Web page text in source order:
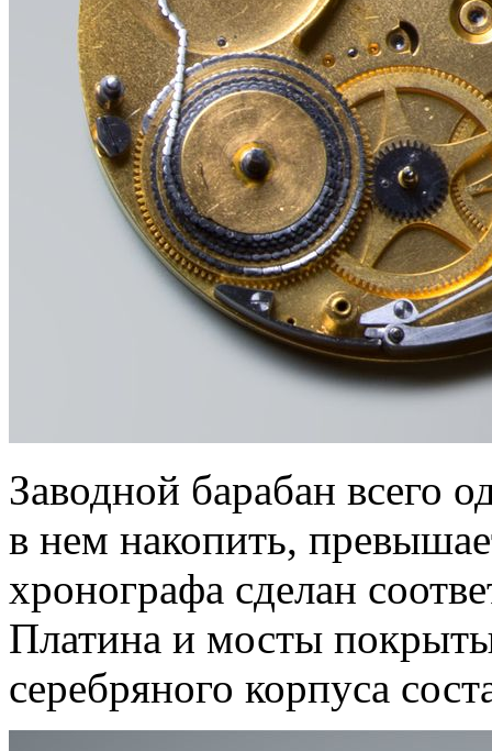
Заводной барабан всего
в нем накопить,
хронографа сделан
Платина и мосты
серебряного корпуса